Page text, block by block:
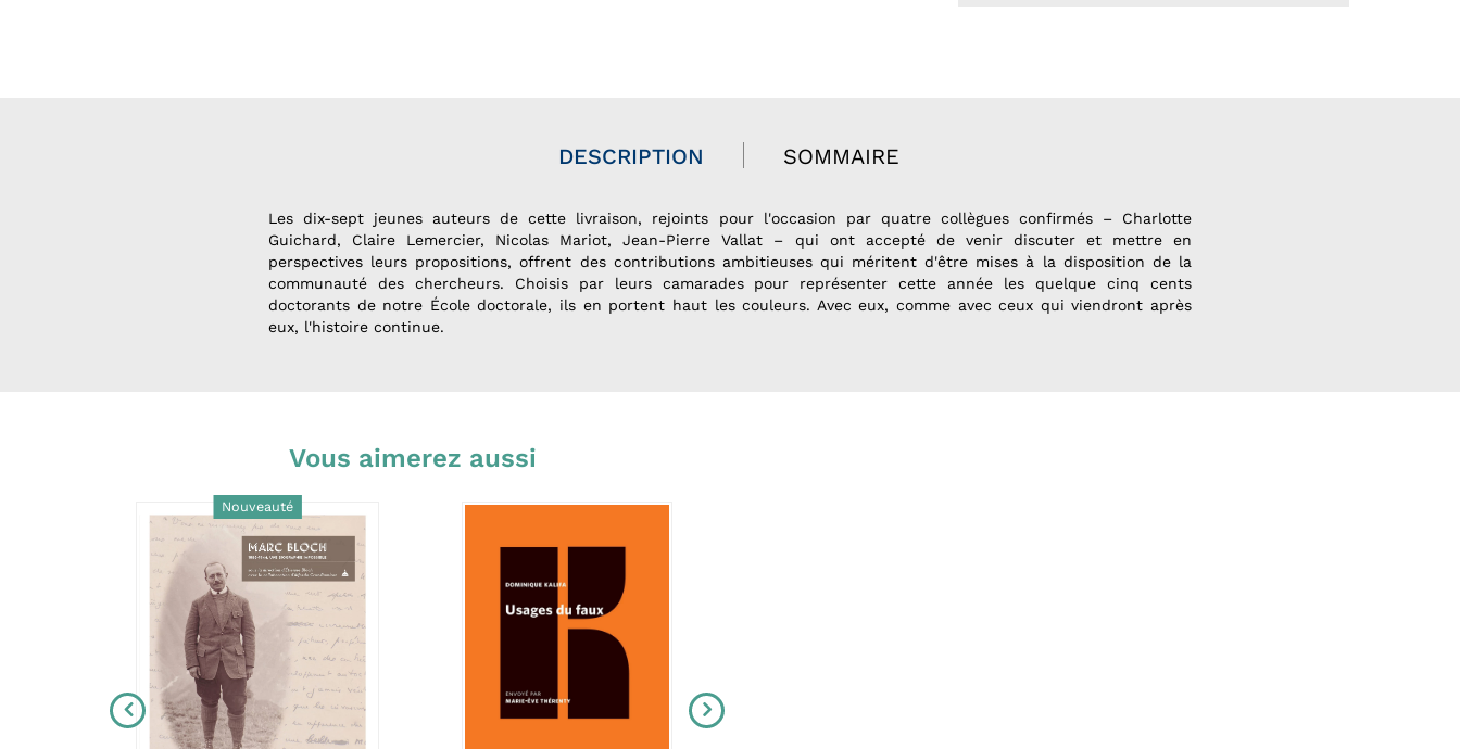
DESCRIPTION SOMMAIRE
Les dix-sept jeunes auteurs de cette livraison, rejoints pour l'occasion par quatre collègues confirmés – Charlotte
Guichard, Claire Lemercier, Nicolas Mariot, Jean-Pierre Vallat – qui ont accepté de venir discuter et mettre en
perspectives leurs propositions, offrent des contributions ambitieuses qui méritent d'être mises à la disposition de la
communauté des chercheurs. Choisis par leurs camarades pour représenter cette année les quelque cinq cents
doctorants de notre École doctorale, ils en portent haut les couleurs. Avec eux, comme avec ceux qui viendront après
eux, l'histoire continue.
Vous aimerez aussi
Nouveauté